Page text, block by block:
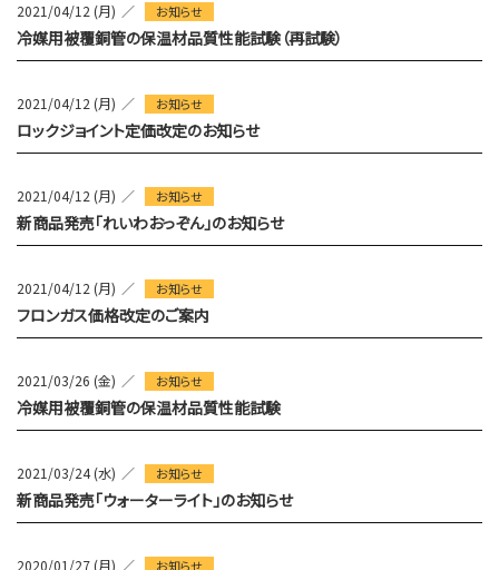
2021/04/12 (月) お知らせ
冷媒用被覆銅管の保温材品質性能試験（再試験）
2021/04/12 (月) お知らせ
ロックジョイント定価改定のお知らせ
2021/04/12 (月) お知らせ
新商品発売「れいわおっぞん」のお知らせ
2021/04/12 (月) お知らせ
フロンガス価格改定のご案内
2021/03/26 (金) お知らせ
冷媒用被覆銅管の保温材品質性能試験
2021/03/24 (水) お知らせ
新商品発売「ウォーターライト」のお知らせ
2020/01/27 (月) お知らせ